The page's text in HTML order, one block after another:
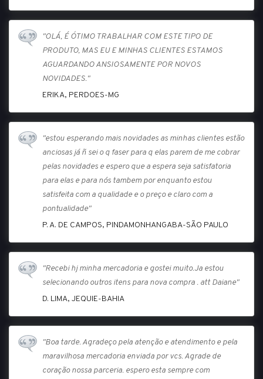
"OLÁ, É ÓTIMO TRABALHAR COM ESTE TIPO DE
PRODUTO, MAS EU E MINHAS CLIENTES ESTAMOS
AGUARDANDO ANSIOSAMENTE POR NOVOS
NOVIDADES."
ERIKA, PERDOES-MG
"estou esperando mais novidades as minhas clientes estão
anciosas já ñ sei o q faser para q elas parem de me cobrar
pelas novidades e espero que a espera seja satisfatoria
para elas e para nós tambem por enquanto estou
satisfeita com a qualidade e o preço e claro com a
pontualidade"
P. A. DE CAMPOS, PINDAMONHANGABA-SÃO PAULO
"Recebi hj minha mercadoria e gostei muito.Ja estou
selecionando outros itens para nova compra . att Daiane"
D. LIMA, JEQUIE-BAHIA
"Boa tarde. Agradeço pela atenção e atendimento e pela
maravilhosa mercadoria enviada por vcs. Agrade de
coração nossa parceria. espero esta sempre com